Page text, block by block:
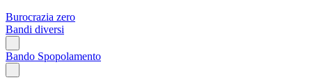
Burocrazia zero
Bandi diversi
Bando Spopolamento